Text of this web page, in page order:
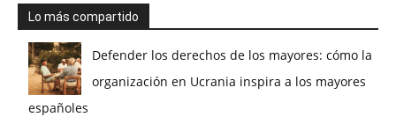
Lo más compartido
Defender los derechos de los mayores: cómo la
organización en Ucrania inspira a los mayores
españoles